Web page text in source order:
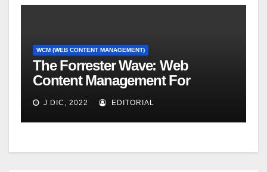
WCM (WEB CONTENT MANAGEMENT)
The Forrester Wave: Web
Content Management For
Online Customer Experience, Q3
2011
J DIC, 2022 EDITORIAL